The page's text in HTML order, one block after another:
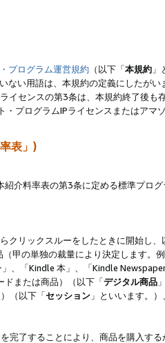
プログラム運営規約 （以下「本規約
い用語は、本規約の定義にしたがい
イセンスの第3条は、本規約終了後も
プログラムIPライセンスまたはアマ
表」)
介料率表の第3条に定める標準プロ
クリックスルーをしたときに開始し、
甲の単独の裁量により決定します。
、「Kindle 本」、「Kindle
または商品）（以下「デジタル商品
（以下「セッション 」といいます。）、
完了することにより、商品を購入する